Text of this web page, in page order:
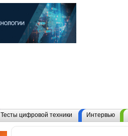
Тесты цифровой техники Интервью